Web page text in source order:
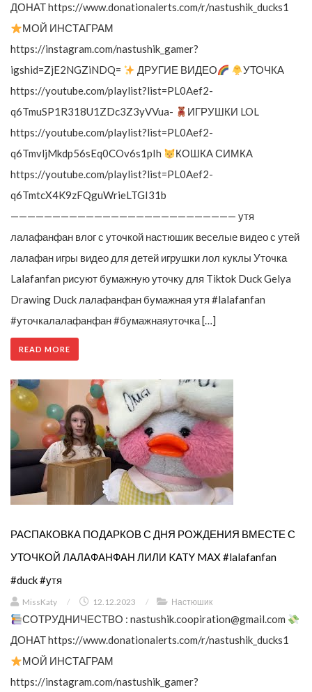
ДОНАТ https://www.donationalerts.com/r/nastushik_ducks1
МОЙ ИНСТАГРАМ
https://instagram.com/nastushik_gamer?
igshid=ZjE2NGZiNDQ=
ДРУГИЕ ВИДЕО
УТОЧКА
https://youtube.com/playlist?list=PL0Aef2-
q6TmuSP1R318U1ZDc3Z3yVVua-
ИГРУШКИ LOL
https://youtube.com/playlist?list=PL0Aef2-
q6TmvljMkdp56sEq0COv6s1pIh
КОШКА СИМКА
https://youtube.com/playlist?list=PL0Aef2-
q6TmtcX4K9zFQguWrieLTGI31b
——————————————————————————— утя
лалафанфан влог с уточкой настюшик веселые видео с утей
лалафан игры видео для детей игрушки лол куклы Уточка
Lalafanfan рисуют бумажную уточку для Tiktok Duck Gelya
Drawing Duck лалафанфан бумажная утя #lalafanfan
#уточкалалафанфан #бумажнаяуточка […]
READ MORE
РАСПАКОВКА ПОДАРКОВ С ДНЯ РОЖДЕНИЯ ВМЕСТЕ С
УТОЧКОЙ ЛАЛАФАНФАН ЛИЛИ KATY MAX #lalafanfan
#duck #утя
MissKaty / 12.12.2023 / Настюшик
СОТРУДНИЧЕСТВО :nastushik.coopiration@gmail.com
ДОНАТ https://www.donationalerts.com/r/nastushik_ducks1
МОЙ ИНСТАГРАМ
https://instagram.com/nastushik_gamer?